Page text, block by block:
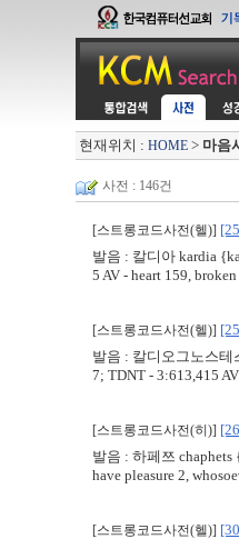
현재위치 : HOME> 마음
사전 : 146건
[스트롱코드사전(헬)]
발음 : 칼디아 kardia
5 AV - heart 159,
[스트롱코드사전(헬)]
발음 : 칼디오그노스테
7; TDNT - 3:613,415
[스트롱코드사전(히)]
발음 : 하페쯔
have pleasure 2,
[스트롱코드사전(헬)]